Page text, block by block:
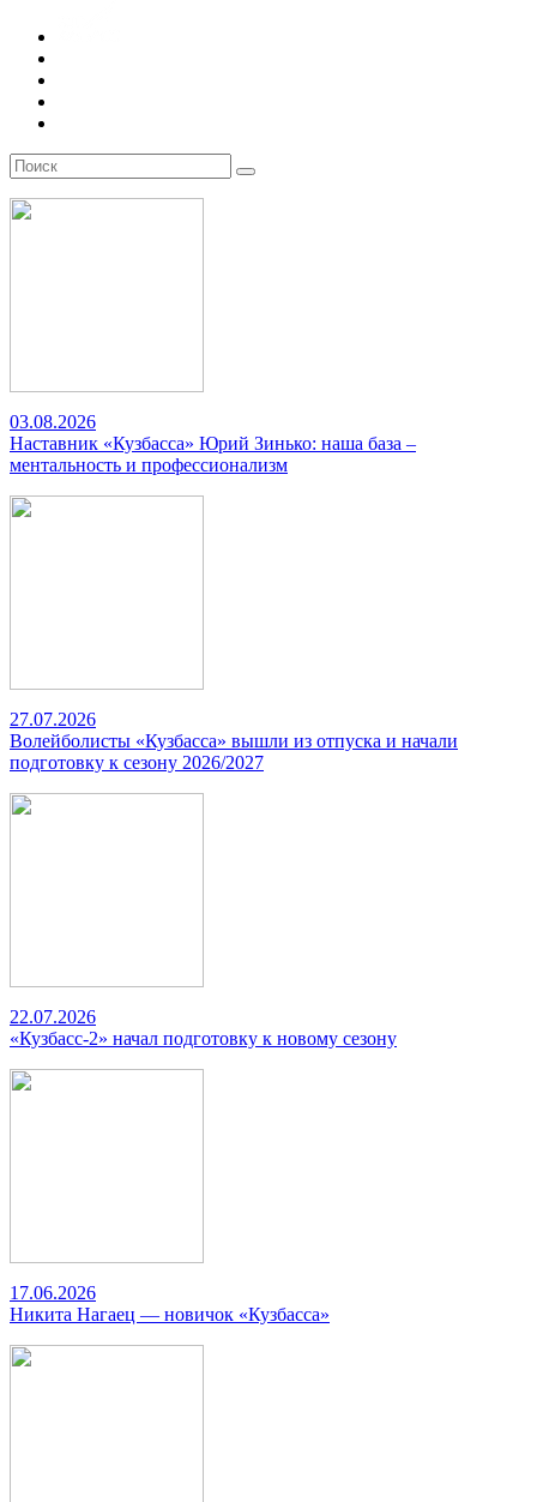
03.08.2026
Наставник «Кузбасса» Юрий Зинько: наша база –
ментальность и профессионализм
27.07.2026
Волейболисты «Кузбасса» вышли из отпуска и начали
подготовку к сезону 2026/2027
22.07.2026
«Кузбасс-2» начал подготовку к новому сезону
17.06.2026
Никита Нагаец — новичок «Кузбасса»